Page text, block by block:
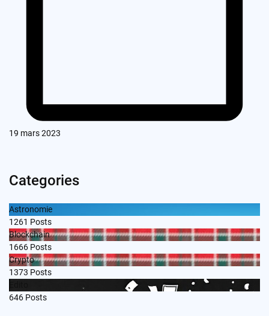
19 mars 2023
Categories
Astronomie
1261 Posts
Blockchain
1666 Posts
Crypto
1373 Posts
646 Posts